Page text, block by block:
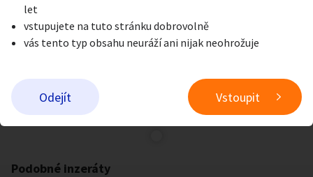
Sběratelství
Přidat inzerát
Podobné inzeráty
let
vstupujete na tuto stránku dobrovolně
vás tento typ obsahu neuráží ani nijak neohrožuje
Odejít Vstoupit